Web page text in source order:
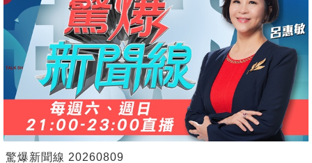
驚爆新聞線 20260809